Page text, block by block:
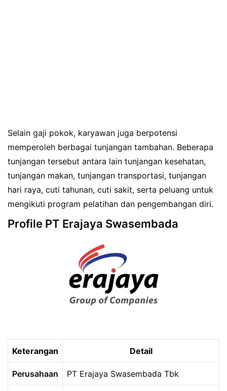
Selain gaji pokok, karyawan juga berpotensi
memperoleh berbagai tunjangan tambahan. Beberapa
tunjangan tersebut antara lain tunjangan kesehatan,
tunjangan makan, tunjangan transportasi, tunjangan
hari raya, cuti tahunan, cuti sakit, serta peluang untuk
mengikuti program pelatihan dan pengembangan diri.
Profile PT Erajaya Swasembada
Keterangan Detail
Perusahaan PT Erajaya Swasembada Tbk